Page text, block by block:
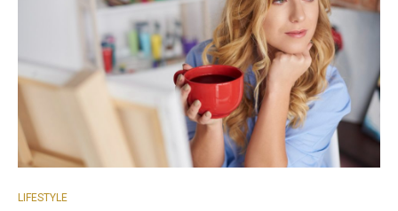
LIFESTYLE